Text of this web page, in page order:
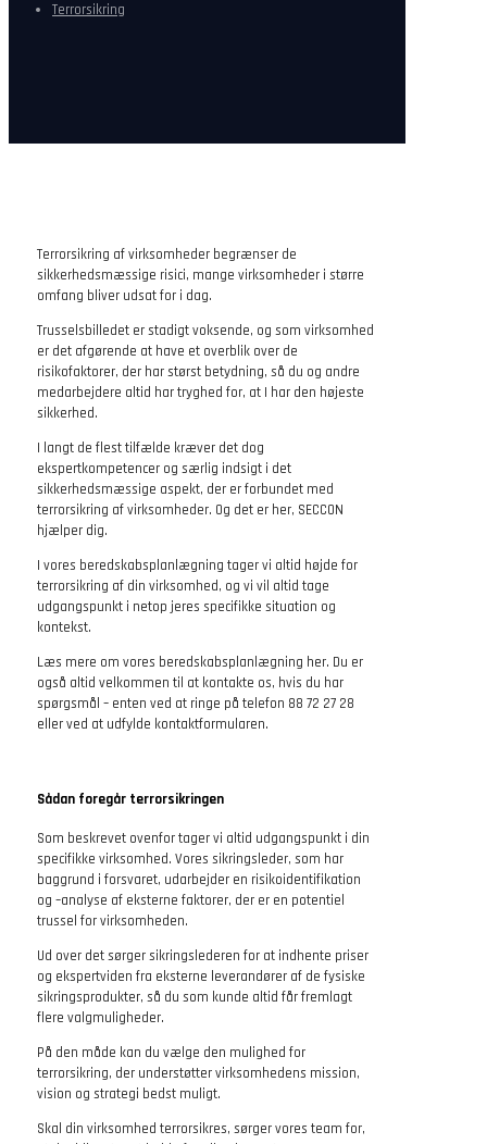
Terrorsikring
Terrorsikring af virksomheder begrænser de
sikkerhedsmæssige risici, mange virksomheder i større
omfang bliver udsat for i dag.
Trusselsbilledet er stadigt voksende, og som virksomhed
er det afgørende at have et overblik over de
risikofaktorer, der har størst betydning, så du og andre
medarbejdere altid har tryghed for, at I har den højeste
sikkerhed.
I langt de flest tilfælde kræver det dog
ekspertkompetencer og særlig indsigt i det
sikkerhedsmæssige aspekt, der er forbundet med
terrorsikring af virksomheder. Og det er her, SECCON
hjælper dig.
I vores beredskabsplanlægning tager vi altid højde for
terrorsikring af din virksomhed, og vi vil altid tage
udgangspunkt i netop jeres specifikke situation og
kontekst.
Læs mere om vores beredskabsplanlægning her. Du er
også altid velkommen til at kontakte os, hvis du har
spørgsmål – enten ved at ringe på telefon 88 72 27 28
eller ved at udfylde kontaktformularen.
Sådan foregår terrorsikringen
Som beskrevet ovenfor tager vi altid udgangspunkt i din
specifikke virksomhed. Vores sikringsleder, som har
baggrund i forsvaret, udarbejder en risikoidentifikation
og –analyse af eksterne faktorer, der er en potentiel
trussel for virksomheden.
Ud over det sørger sikringslederen for at indhente priser
og ekspertviden fra eksterne leverandører af de fysiske
sikringsprodukter, så du som kunde altid får fremlagt
flere valgmuligheder.
På den måde kan du vælge den mulighed for
terrorsikring, der understøtter virksomhedens mission,
vision og strategi bedst muligt.
Skal din virksomhed terrorsikres, sørger vores team for,